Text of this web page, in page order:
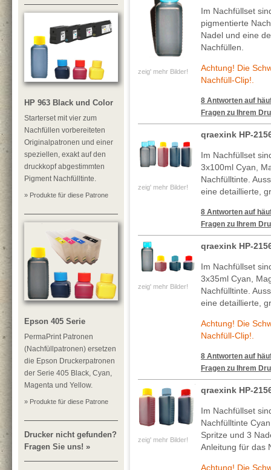
HP 963 Black und Color
Starterset mit vier zum
Nachfüllen vorbereiteten
Originalpatronen und einer
speziellen, exakt auf den
druckkopf abgestimmten
Pigment Nachfülltinte.
» Produkte für diese Patrone
Epson 405 Serie
PermaPrint Patronen
(Nachfüllpatronen) ersetzen
die Epson Druckerpatronen
der Serie 405 Black, Cyan,
Magenta und Yellow.
» Produkte für diese Patrone
Drucker nicht gefunden?
Fragen Sie uns! »
zeig' mehr Bilder!
Im Nachfüllset
pigmentierte
Nadel und eine
Nachfüllen.
Achtung! Die
Nachfüll-Clip!.
8 Antworten auf
Fragen zu Ihrem
zeig' mehr Bilder!
qraexink HP-
Im Nachfüllset
3x100ml Cyan,
Nachfülltinte.
eine detaillierte,
8 Antworten auf
Fragen zu Ihrem
zeig' mehr Bilder!
qraexink HP-
Im Nachfüllset
3x35ml Cyan,
Nachfülltinte.
eine detaillierte,
Achtung! Die
Nachfüll-Clip!.
8 Antworten auf
Fragen zu Ihrem
zeig' mehr Bilder!
qraexink HP-
Im Nachfüllset
Nachfülltinte
Spritze und 3
Anleitung für das
Achtung! Die